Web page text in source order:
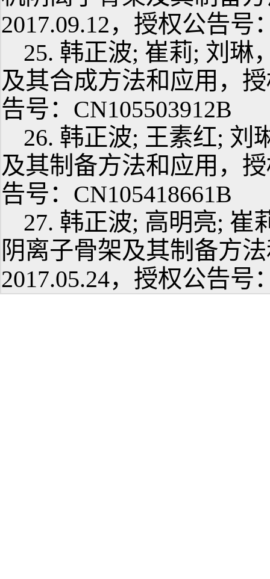
2017.09.12，授权公告号
25. 韩正波; 崔莉; 刘
及其合成方法和应用，
告号：CN105503912B
26. 韩正波; 王素红; 刘
及其制备方法和应用，
告号：CN105418661B
27. 韩正波; 高明亮; 崔
阴离子骨架及其制备方
2017.05.24，授权公告号